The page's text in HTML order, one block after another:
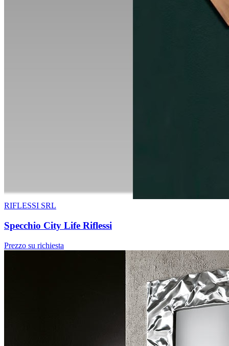
RIFLESSI SRL
Specchio City Life Riflessi
Prezzo su richiesta